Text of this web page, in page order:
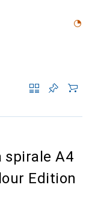
spirale A4
Edition